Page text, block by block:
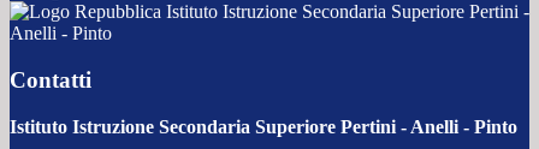
Istituto Istruzione Secondaria Superiore Pertini -
Anelli - Pinto
Contatti
Istituto Istruzione Secondaria Superiore Pertini - Anelli - Pinto